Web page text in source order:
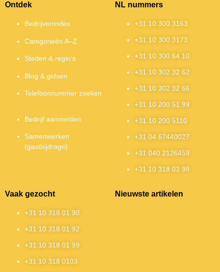
Ontdek
Bedrijvenindex
Categorieën A–Z
Steden & regio’s
Blog & gidsen
Telefoonnummer zoeken
Bedrijf aanmelden
Samenwerken
(gastbijdrage)
NL nummers
+31 10 300 3163
+31 10 300 3173
+31 10 300 64 10
+31 10 302 32 62
+31 10 302 32 66
+31 10 200 51 99
+31 10 200 5110
+31 04 67440027
+31 040 2126459
+31 10 318 03 98
Vaak gezocht
+31 10 318 01 90
+31 10 318 01 92
+31 10 318 01 99
+31 10 318 0103
Nieuwste artikelen